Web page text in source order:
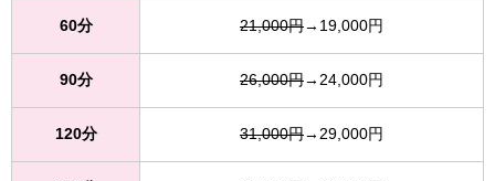
60分 21,000円→19,000円
90分 26,000円→24,000円
120分 31,000円→29,000円